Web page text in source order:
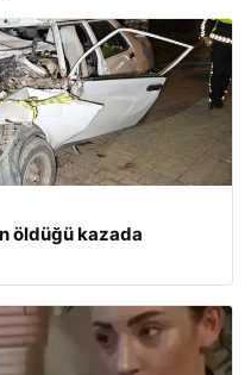
öldüğü kazada